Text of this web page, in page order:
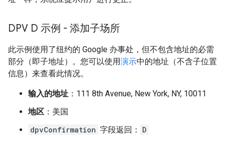
DPV D 示例 - 添加子场所
此示例使用了纽约的 Google 办事处，但不包含地址的必需
部分（即子地址）。您可以使用演示中的地址（不含子位置
信息）来查看此情况。
输入的地址 ：111 8th Avenue, New York, NY, 10011
地区 ：美国
dpvConfirmation 字段返回： D